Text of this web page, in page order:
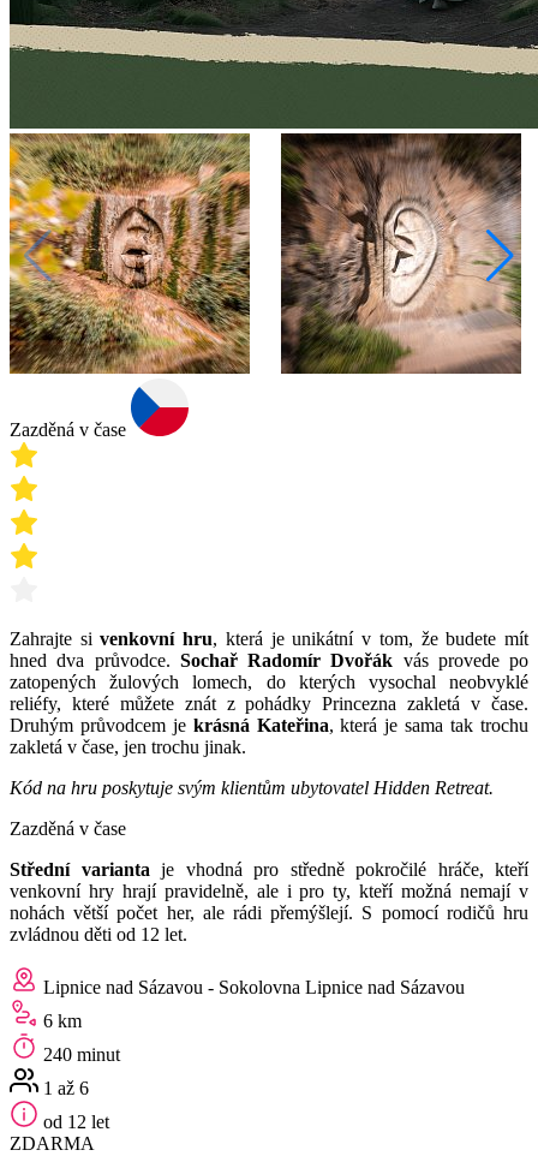
Zazděná v čase
Zahrajte sivenkovní hru, která je unikátní v tom, že budete mít
hned dva průvodce. Sochař Radomír Dvořák vás provede po
zatopených žulových lomech, do kterých vysochal neobvyklé
reliéfy, které můžete znát z pohádky Princezna zakletá v čase.
Druhým průvodcem je krásná Kateřina, která je sama tak trochu
zakletá v čase, jen trochu jinak.
Kód na hru poskytuje svým klientům ubytovatel Hidden Retreat.
Zazděná v čase
Střední variantaje vhodná pro středně pokročilé hráče, kteří
venkovní hry hrají pravidelně, ale i pro ty, kteří možná nemají v
nohách větší počet her, ale rádi přemýšlejí. S pomocí rodičů hru
zvládnou děti od 12 let.
Lipnice nad Sázavou - Sokolovna Lipnice nad Sázavou
6 km
240 minut
1 až 6
od 12 let
ZDARMA